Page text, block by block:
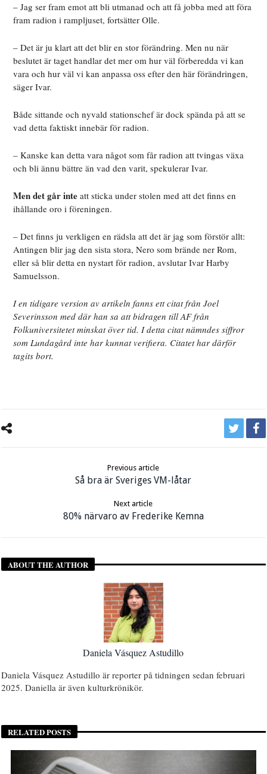
– Jag ser fram emot att bli utmanad och att få jobba med att föra
fram radion i rampljuset, fortsätter Olle.
– Det är ju klart att det blir en stor förändring. Men nu när
beslutet är taget handlar det mer om hur väl förberedda vi kan
vara och hur väl vi kan anpassa oss efter den här förändringen,
säger Ivar.
Både sittande och nyvald stationschef är dock spända på att se
vad detta faktiskt innebär för radion.
– Kanske kan detta vara någ​​ot som får radion att tvingas växa
och bli ännu bättre än vad den varit, spekulerar Ivar.
Men det går inte att sticka under stolen med att det finns en
ihållande oro i föreningen.
– Det finns ju verkligen en rädsla att det är jag som förstör allt:
Antingen blir jag den sista stora, Nero som brände ner Rom,
eller så blir detta en nystart för radion, avslutar Ivar Harby
Samuelsson.
I en tidigare version av artikeln fanns ett citat från Joel
Severinsson med där han sa att bidragen till AF från
Folkuniversitetet minskat över tid. I detta citat nämndes siffror
som Lundagård inte har kunnat verifiera. Citatet har därför
tagits bort.
Previous article
Så bra är Sveriges VM-låtar
Next article
80% närvaro av Frederike Kemna
ABOUT THE AUTHOR
Daniela Vásquez Astudillo
Daniela Vásquez Astudillo är reporter på tidningen sedan februari
2025. Daniella är även kulturkrönikör.
RELATED POSTS